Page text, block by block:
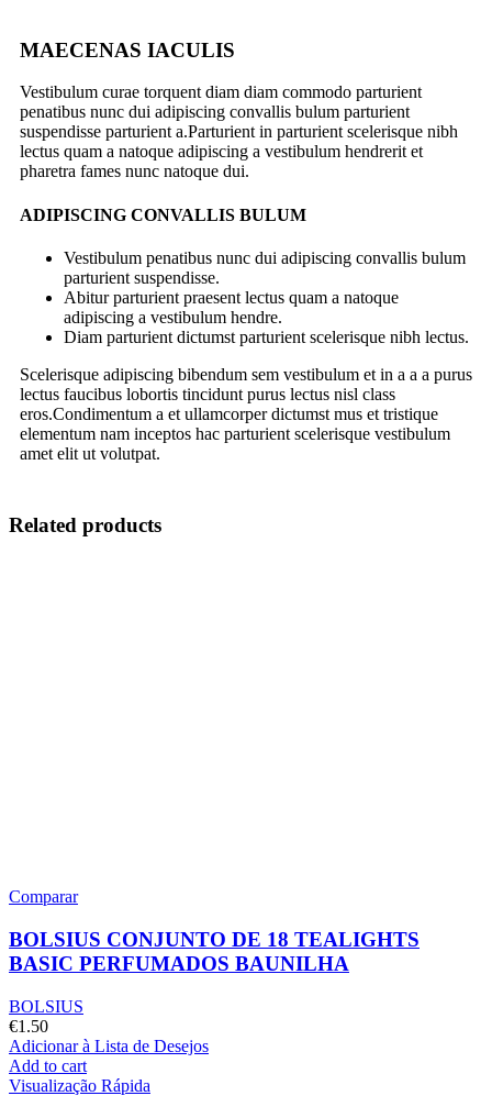
MAECENAS IACULIS
Vestibulum curae torquent diam diam commodo parturient
penatibus nunc dui adipiscing convallis bulum parturient
suspendisse parturient a.Parturient in parturient scelerisque nibh
lectus quam a natoque adipiscing a vestibulum hendrerit et
pharetra fames nunc natoque dui.
ADIPISCING CONVALLIS BULUM
Vestibulum penatibus nunc dui adipiscing convallis bulum
parturient suspendisse.
Abitur parturient praesent lectus quam a natoque
adipiscing a vestibulum hendre.
Diam parturient dictumst parturient scelerisque nibh lectus.
Scelerisque adipiscing bibendum sem vestibulum et in a a a purus
lectus faucibus lobortis tincidunt purus lectus nisl class
eros.Condimentum a et ullamcorper dictumst mus et tristique
elementum nam inceptos hac parturient scelerisque vestibulum
amet elit ut volutpat.
Related products
Comparar
BOLSIUS CONJUNTO DE 18 TEALIGHTS
BASIC PERFUMADOS BAUNILHA
BOLSIUS
€1.50
Adicionar à Lista de Desejos
Add to cart
Visualização Rápida